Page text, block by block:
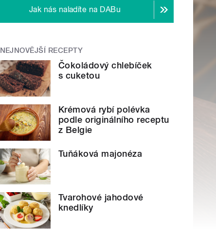
Jak nás naladíte na DABu
NEJNOVĚJŠÍ RECEPTY
Čokoládový chlebíček
s cuketou
Krémová rybí polévka
podle originálního receptu
z Belgie
Tuňáková majonéza
Tvarohové jahodové
knedlíky